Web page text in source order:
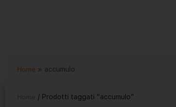
Home » accumulo
/ Prodotti taggati “accumulo”